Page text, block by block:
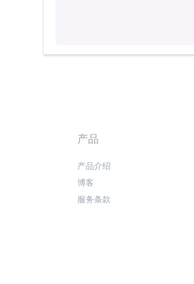
产品
产品介绍
博客
服务条款